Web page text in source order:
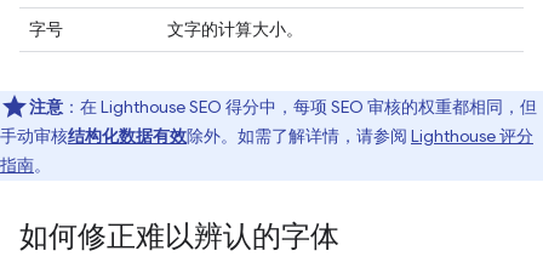
字号
文字的计算大小。
注意 ：在 Lighthouse SEO 得分中，每项 SEO 审核的权重都相同，但
手动审核结构化数据有效除外。如需了解详情，请参阅 Lighthouse 评分
指南。
如何修正难以辨认的字体